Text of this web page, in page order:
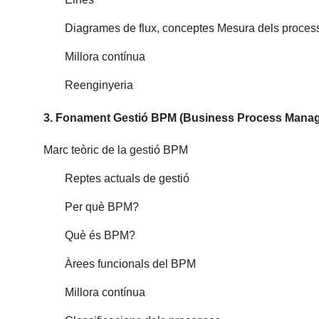
Diagrames de flux, conceptes Mesura dels
Millora contínua
Reenginyeria
3. Fonament Gestió BPM (Business Process
Marc teòric de la gestió BPM
Reptes actuals de gestió
Per què BPM?
Què és BPM?
Àrees funcionals del BPM
Millora contínua